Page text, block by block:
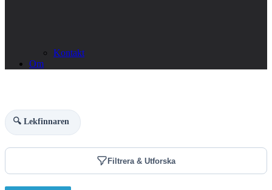
Kontakt
Om
🔍 Lekfinnaren
Filtrera & Utforska